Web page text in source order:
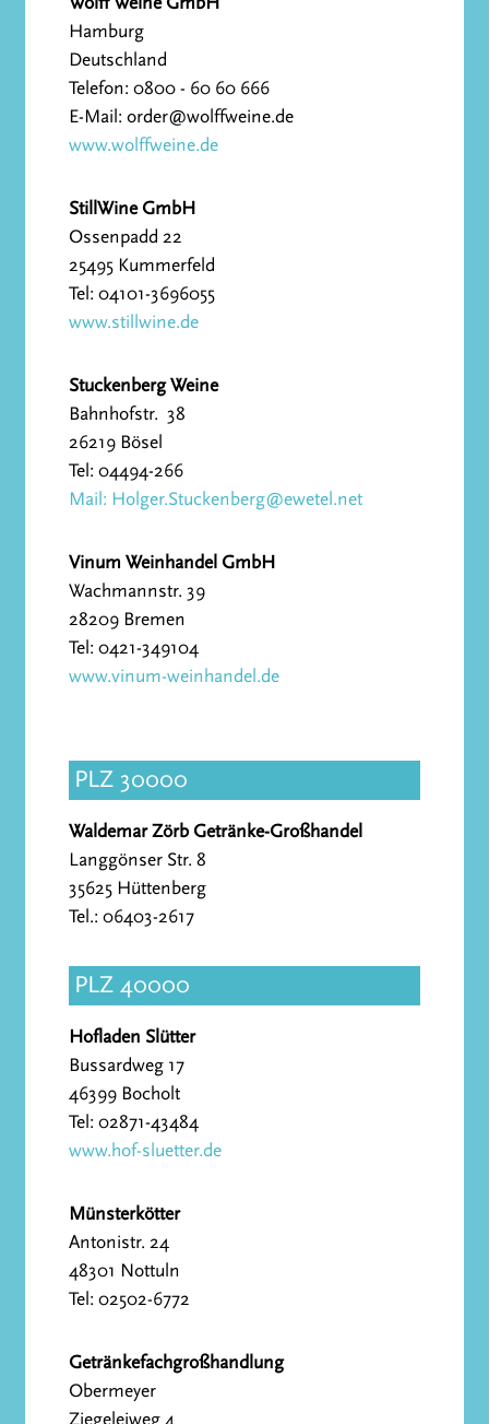
Hamburg
Deutschland
Telefon: 0800 - 60 60 666
E-Mail: order@wolffweine.de
www.wolffweine.de
StillWine GmbH
Ossenpadd 22
25495 Kummerfeld
Tel: 04101-3696055
www.stillwine.de
Stuckenberg Weine
Bahnhofstr. 38
26219 Bösel
Tel: 04494-266
Mail: Holger.Stuckenberg@ewetel.net
Vinum Weinhandel GmbH
Wachmannstr. 39
28209 Bremen
Tel: 0421-349104
www.vinum-weinhandel.de
PLZ 30000
Waldemar Zörb Getränke-Großhandel
Langgönser Str. 8
35625 Hüttenberg
Tel.: 06403-2617
PLZ 40000
Hofladen Slütter
Bussardweg 17
46399 Bocholt
Tel: 02871-43484
www.hof-sluetter.de
Münsterkötter
Antonistr. 24
48301 Nottuln
Tel: 02502-6772
Getränkefachgroßhandlung
Obermeyer
Ziegeleiweg 4